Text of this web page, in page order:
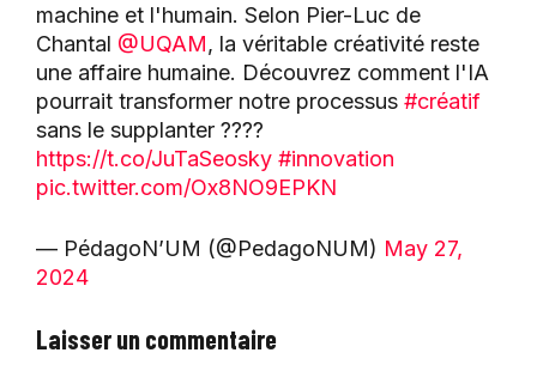
machine et l'humain. Selon Pier-Luc de
Chantal @UQAM, la véritable créativité reste
une affaire humaine. Découvrez comment l'IA
pourrait transformer notre processus #créatif
sans le supplanter ????
https://t.co/JuTaSeosky #innovation
pic.twitter.com/Ox8NO9EPKN
— PédagoN’UM (@PedagoNUM) May 27,
2024
Laisser un commentaire